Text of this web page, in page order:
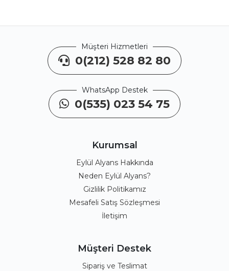
Müşteri Hizmetleri
0(212) 528 82 80
WhatsApp Destek
0(535) 023 54 75
Kurumsal
Eylül Alyans Hakkında
Neden Eylül Alyans?
Gizlilik Politikamız
Mesafeli Satış Sözleşmesi
İletişim
Müşteri Destek
Sipariş ve Teslimat